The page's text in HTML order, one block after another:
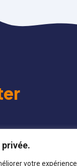
votre expérience